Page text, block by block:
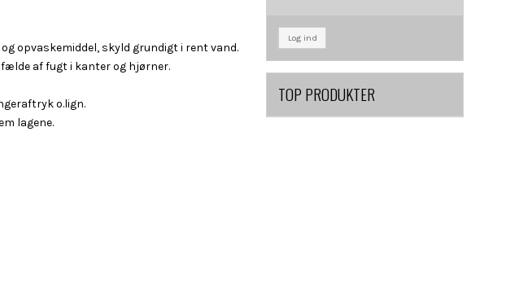
opvaskemiddel, skyld grundigt i rent vand.
af fugt i kanter og hjørner.
o.lign.
lagene.
Log ind
TOP PRODUKTER